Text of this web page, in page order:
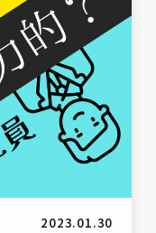
2023.01.30